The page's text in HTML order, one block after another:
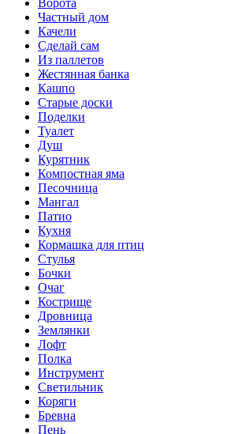
Частный дом
Качели
Сделай сам
Из паллетов
Жестянная банка
Кашпо
Старые доски
Поделки
Туалет
Душ
Курятник
Компостная яма
Песочница
Мангал
Патио
Кухня
Кормашка для птиц
Стулья
Бочки
Очаг
Кострище
Дровница
Землянки
Лофт
Полка
Инструмент
Светильник
Коряги
Бревна
Пень